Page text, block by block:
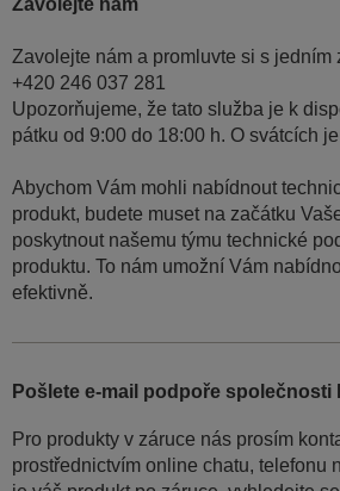
Zavolejte nám
Zavolejte nám a promluvte si s jedním
+420 246 037 281
Upozorňujeme, že tato služba je k
pátku od 9:00 do 18:00 h. O svátcích
Abychom Vám mohli nabídnout
produkt, budete muset na začátku
poskytnout našemu týmu technické
produktu. To nám umožní Vám
efektivně.
Pošlete e-mail podpoře společnosti
Pro produkty v záruce nás prosím
prostřednictvím online chatu, telefonu